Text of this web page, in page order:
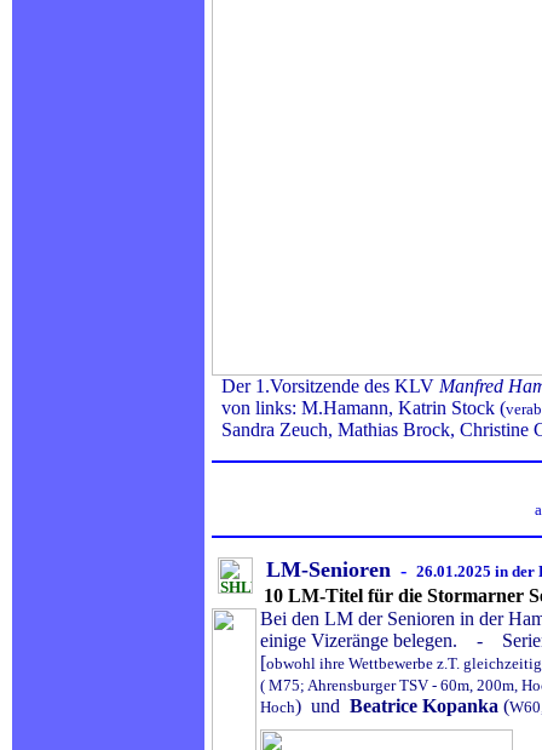
Der 1.Vorsitzende des KLV Manfred
von links: M.Hamann, Katrin Stock (
Sandra Zeuch, Mathias Brock, Christine
LM-Senioren - 26.01.2025 in der
10 LM-Titel für die Stormarner
Bei den LM der Senioren in der
einige Vizeränge belegen. -
[obwohl ihre Wettbewerbe z.T.
( M75; Ahrensburger TSV - 60m, 200m,
Hoch) und Beatrice Kopanka (